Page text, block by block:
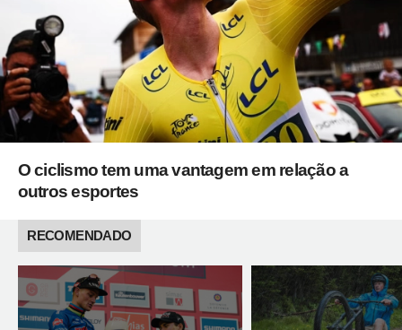
O ciclismo tem uma vantagem em relação a
outros esportes
RECOMENDADO